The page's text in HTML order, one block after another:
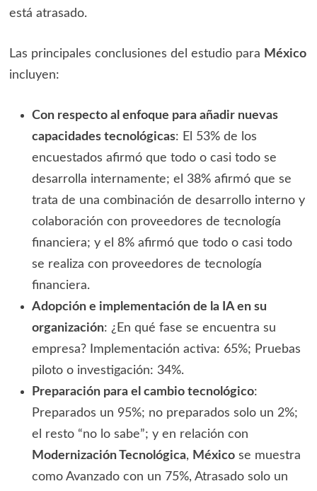
está atrasado.
Las principales conclusiones del estudio para México
incluyen:
Con respecto al enfoque para añadir nuevas
capacidades tecnológicas: El 53% de los
encuestados afirmó que todo o casi todo se
desarrolla internamente; el 38% afirmó que se
trata de una combinación de desarrollo interno y
colaboración con proveedores de tecnología
financiera; y el 8% afirmó que todo o casi todo
se realiza con proveedores de tecnología
financiera.
Adopción e implementación de la IA en su
organización: ¿En qué fase se encuentra su
empresa? Implementación activa: 65%; Pruebas
piloto o investigación: 34%.
Preparación para el cambio tecnológico:
Preparados un 95%; no preparados solo un 2%;
el resto “no lo sabe”; y en relación con
Modernización Tecnológica, Méxicose muestra
como Avanzado con un 75%, Atrasado solo un